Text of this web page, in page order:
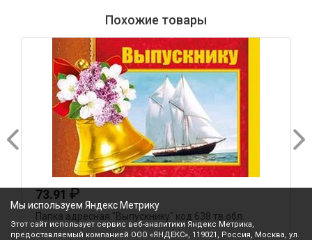
Похожие товары
73.91 ₽
Папка адресная "Выпускнику" код 638 тв.обл.
Мы используем Яндекс Метрику
Этот сайт использует сервис веб-аналитики Яндекс Метрика,
предоставляемый компанией ООО «ЯНДЕКС», 119021, Россия, Москва, ул.